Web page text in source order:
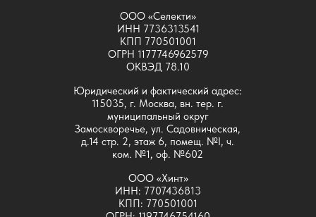
ООО «Селекти»
ИНН 7736313541
КПП 770501001
ОГРН 1177746962579
ОКВЭД 78.10
Юридический и фактический адрес:
115035, г. Москва, вн. тер. г.
муниципальный округ
Замоскворечье, ул. Садовническая,
д.14 стр. 2, этаж 6, помещ. №I, ч.
ком. №1, оф. №602
ООО «Хинт»
ИНН: 7707436813
КПП: 770501001